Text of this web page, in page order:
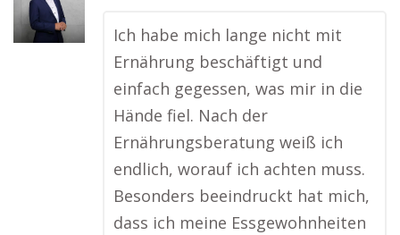
Ich habe mich lange nicht mit
Ernährung beschäftigt und
einfach gegessen, was mir in die
Hände fiel. Nach der
Ernährungsberatung weiß ich
endlich, worauf ich achten muss.
Besonders beeindruckt hat mich,
dass ich meine Essgewohnheiten